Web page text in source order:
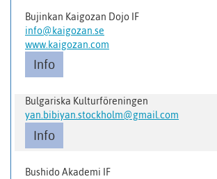
Bujinkan Kaigozan Dojo IF
info@kaigozan.se
www.kaigozan.com
Info
Bulgariska Kulturföreningen
yan.bibiyan.stockholm@gmail.com
Info
Bushido Akademi IF